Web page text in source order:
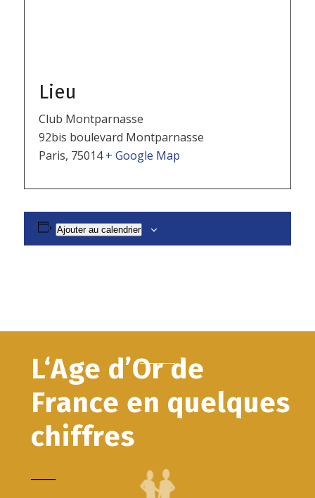
Lieu
Club Montparnasse
92bis boulevard Montparnasse
Paris, 75014 + Google Map
Ajouter au calendrier
L‘Age d’Or de
France en quelques
chiffres